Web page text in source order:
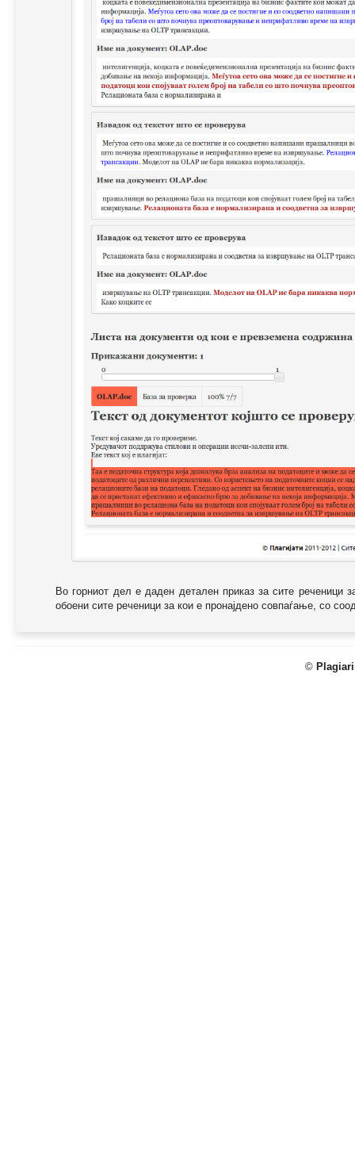
Во горниот дел е даден детален приказ за сите реченици
обоени сите реченици за кои е пронајдено совпаѓање, со
©